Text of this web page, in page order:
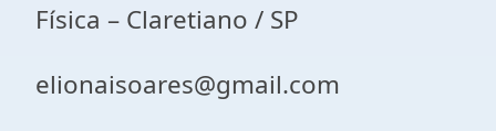
Física – Claretiano / SP
elionaisoares@gmail.com